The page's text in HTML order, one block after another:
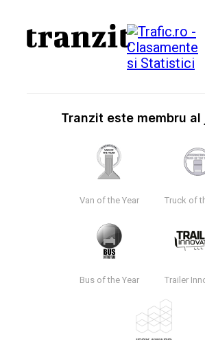
Tranzit este membru al
Van of the Year Truck of
Bus of the Year Trailer